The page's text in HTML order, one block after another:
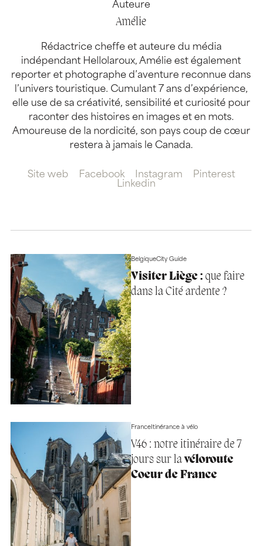
Auteure
Amélie
Rédactrice cheffe et auteure du média
indépendant Hellolaroux, Amélie est également
reporter et photographe d’aventure reconnue dans
l’univers touristique. Cumulant 7 ans d’expérience,
elle use de sa créativité, sensibilité et curiosité pour
raconter des histoires en images et en mots.
Amoureuse de la nordicité, son pays coup de cœur
restera à jamais le Canada.
Site web Facebook Instagram
Pinterest
Linkedin
BelgiqueCity Guide
Visiter Liège :que faire
dans la Cité ardente ?
FranceItinérance à vélo
V46 : notre itinéraire de 7
jours sur lavéloroute
Coeur de France